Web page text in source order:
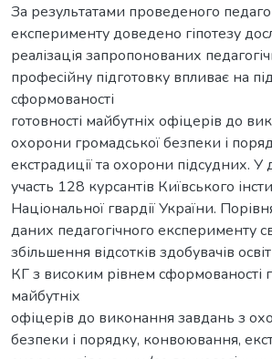
За результатами проведеного
експерименту доведено гіпотезу
реалізація запропонованих
професійну підготовку впливає на
сформованості
готовності майбутніх офіцерів до
охорони громадської безпеки і
екстрадиції та охорони підсудних. У
участь 128 курсантів Київського
Національної гвардії України.
даних педагогічного експерименту
збільшення відсотків здобувачів
КГ з високим рівнем сформованості
майбутніх
офіцерів до виконання завдань з
безпеки і порядку, конвоювання,